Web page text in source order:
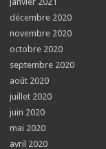
décembre 2020
novembre 2020
octobre 2020
septembre 2020
août 2020
juillet 2020
juin 2020
mai 2020
avril 2020